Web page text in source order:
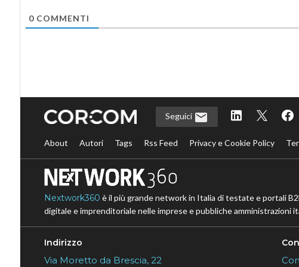
0COMMENTI
Seguici
About Autori Tags Rss Feed Privacy e Cookie Policy
Nextwork360 è il più grande network in Italia di testate e portali
digitale e imprenditoriale nelle imprese e pubbliche amministrazioni
Indirizzo
Via Moretto da Brescia, 22